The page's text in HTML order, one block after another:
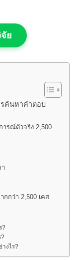
ย
ค้นหาคำตอบ
รณ์ตัวจริง 2,500
กว่า 2,500 เคส
?
?
างไร?